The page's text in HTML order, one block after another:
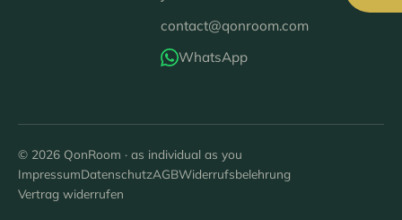
contact@qonroom.com
WhatsApp
© 2026 QonRoom · as individual as you
ImpressumDatenschutzAGBWiderrufsbelehrung
Vertrag widerrufen